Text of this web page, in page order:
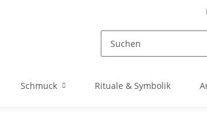
Schmuck Rituale & Symbolik